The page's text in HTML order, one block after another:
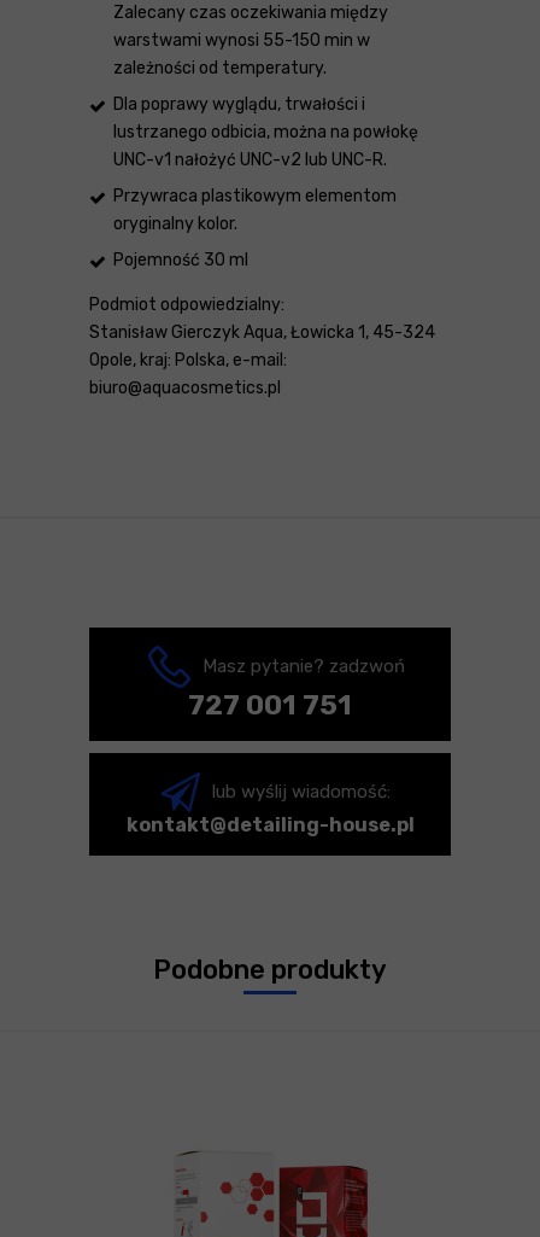
Zalecany czas oczekiwania między
warstwami wynosi 55-150 min w
zależności od temperatury.
Dla poprawy wyglądu, trwałości i
lustrzanego odbicia, można na powłokę
UNC-v1 nałożyć UNC-v2 lub UNC-R.
Przywraca plastikowym elementom
oryginalny kolor.
Pojemność 30 ml
Podmiot odpowiedzialny:
Stanisław Gierczyk Aqua, Łowicka 1, 45-324
Opole, kraj: Polska, e-mail:
biuro@aquacosmetics.pl
Masz pytanie? zadzwoń
727 001 751
lub wyślij wiadomość:
kontakt@detailing-house.pl
Podobne produkty